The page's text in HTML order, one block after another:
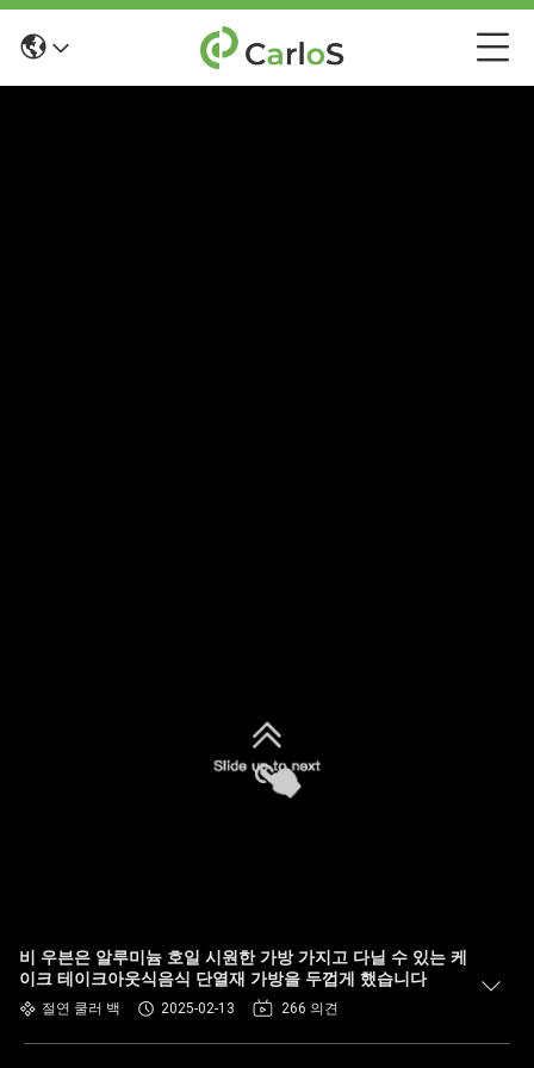
비 우븐은 알루미늄 호일 시원한 가방 가지고 다닐 수 있는 케
이크 테이크아웃식음식 단열재 가방을 두껍게 했습니다
절연 쿨러 백 2025-02-13 266 의견